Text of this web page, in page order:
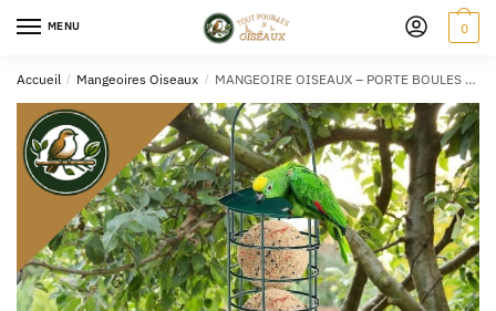
MENU 0
Accueil / Mangeoires Oiseaux / MANGEOIRE OISEAUX – PORTE BOULES 26CM